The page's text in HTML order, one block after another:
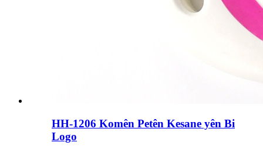
HH-1206 Komên Petên Kesane yên Bi
Logo